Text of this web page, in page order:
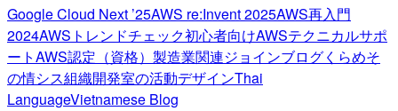
Google Cloud Next ’25AWS re:Invent 2025AWS再入門
2024AWSトレンドチェック初心者向けAWSテクニカルサポ
ートAWS認定（資格） 製造業関連ジョインブログくらめそ
の情シス組織開発室の活動デザインThai
LanguageVietnamese Blog